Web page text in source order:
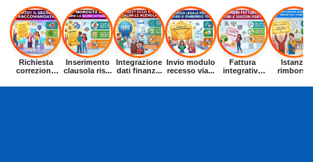
Richiesta
correzione
Inserimento
clausola ris...
Integrazione
dati finanz...
Invio modulo
recesso via...
Fattura
integrativa
Istanza
rimborso